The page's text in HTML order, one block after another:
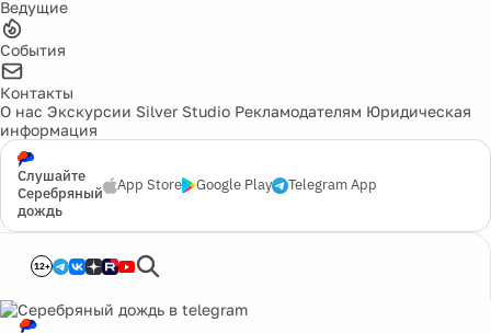
Ведущие
События
Контакты
О нас Экскурсии Silver Studio Рекламодателям Юридическая
информация
Слушайте
Серебряный
дождь
App Store Google Play Telegram App
12+